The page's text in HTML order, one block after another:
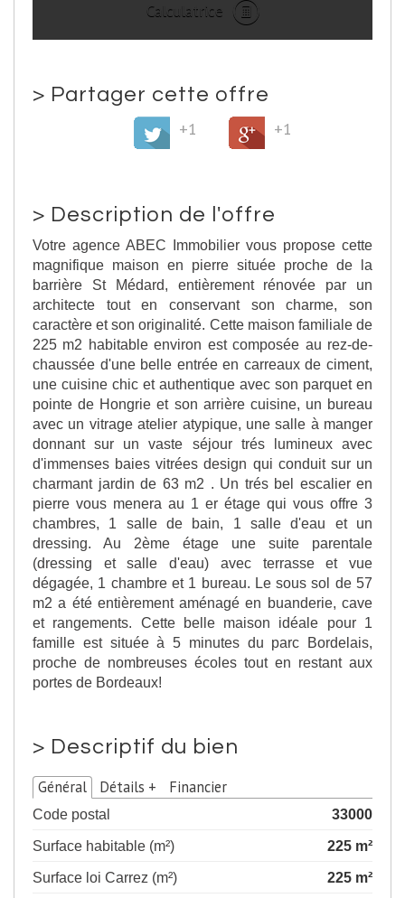
Calculatrice
> Partager cette offre
+1
+1
> Description de l'offre
Votre agence ABEC Immobilier vous propose cette
magnifique maison en pierre située proche de la
barrière St Médard, entièrement rénovée par un
architecte tout en conservant son charme, son
caractère et son originalité. Cette maison familiale de
225 m2 habitable environ est composée au rez-de-
chaussée d'une belle entrée en carreaux de ciment,
une cuisine chic et authentique avec son parquet en
pointe de Hongrie et son arrière cuisine, un bureau
avec un vitrage atelier atypique, une salle à manger
donnant sur un vaste séjour trés lumineux avec
d'immenses baies vitrées design qui conduit sur un
charmant jardin de 63 m2 . Un trés bel escalier en
pierre vous menera au 1 er étage qui vous offre 3
chambres, 1 salle de bain, 1 salle d'eau et un
dressing. Au 2ème étage une suite parentale
(dressing et salle d'eau) avec terrasse et vue
dégagée, 1 chambre et 1 bureau. Le sous sol de 57
m2 a été entièrement aménagé en buanderie, cave
et rangements. Cette belle maison idéale pour 1
famille est située à 5 minutes du parc Bordelais,
proche de nombreuses écoles tout en restant aux
portes de Bordeaux!
> Descriptif du bien
Général Détails + Financier
Code postal
33000
Surface habitable (m²)
225 m²
Surface loi Carrez (m²)
225 m²